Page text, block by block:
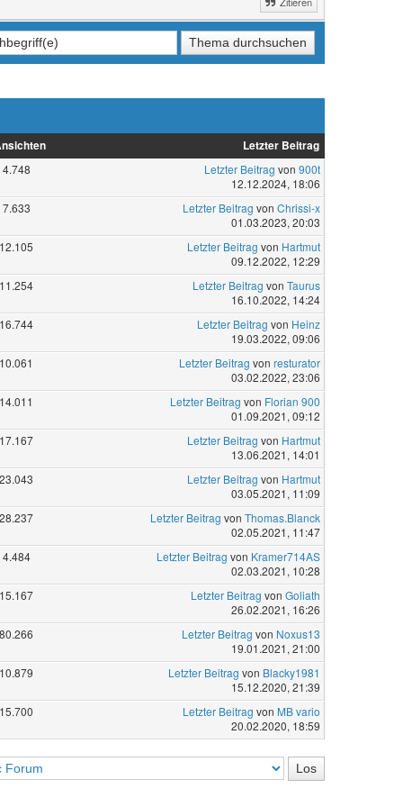
Letzter Beitrag
4.748 Letzter Beitrag von 900t
12.12.2024, 18:06
7.633 Letzter Beitrag von Chrissi-x
01.03.2023, 20:03
12.105 Letzter Beitrag von Hartmut
09.12.2022, 12:29
11.254 Letzter Beitrag von Taurus
16.10.2022, 14:24
16.744 Letzter Beitrag von Heinz
19.03.2022, 09:06
10.061 Letzter Beitrag von resturator
03.02.2022, 23:06
14.011 Letzter Beitrag von Florian 900
01.09.2021, 09:12
17.167 Letzter Beitrag von Hartmut
13.06.2021, 14:01
23.043 Letzter Beitrag von Hartmut
03.05.2021, 11:09
28.237 Letzter Beitrag von Thomas.Blanck
02.05.2021, 11:47
4.484 Letzter Beitrag von Kramer714AS
02.03.2021, 10:28
15.167 Letzter Beitrag von Goliath
26.02.2021, 16:26
80.266 Letzter Beitrag von Noxus13
19.01.2021, 21:00
10.879 Letzter Beitrag von Blacky1981
15.12.2020, 21:39
15.700 Letzter Beitrag von MB vario
20.02.2020, 18:59